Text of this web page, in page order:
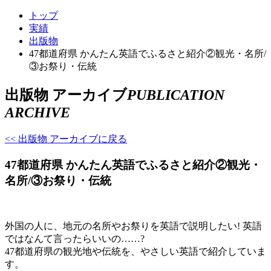
トップ
実績
出版物
47都道府県 かんたん英語でふるさと紹介②観光・名所/
③お祭り・伝統
出版物 アーカイブPUBLICATION
ARCHIVE
<< 出版物 アーカイブに戻る
47都道府県 かんたん英語でふるさと紹介②観光・
名所/③お祭り・伝統
外国の人に、地元の名所やお祭りを英語で説明したい! 英語
ではなんて言ったらいいの……?
47都道府県の観光地や伝統を、やさしい英語で紹介していま
す。